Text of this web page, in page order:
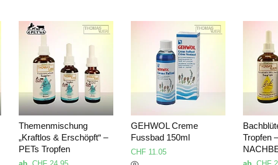
Themenmischung
„Kraftlos & Erschöpft“ –
PETs Tropfen
GEHWOL Creme
Fussbad 150ml
CHF11.05
Tropfen –